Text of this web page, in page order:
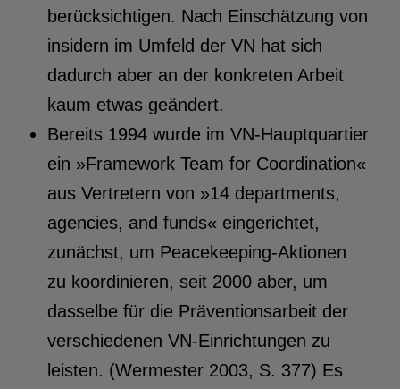
berücksichtigen. Nach Einschätzung von
insidern im Umfeld der VN hat sich
dadurch aber an der konkreten Arbeit
kaum etwas geändert.
Bereits 1994 wurde im VN-Hauptquartier
ein »Framework Team for Coordination«
aus Vertretern von »14 departments,
agencies, and funds« eingerichtet,
zunächst, um Peacekeeping-Aktionen
zu koordinieren, seit 2000 aber, um
dasselbe für die Präventionsarbeit der
verschiedenen VN-Einrichtungen zu
leisten. (Wermester 2003, S. 377) Es